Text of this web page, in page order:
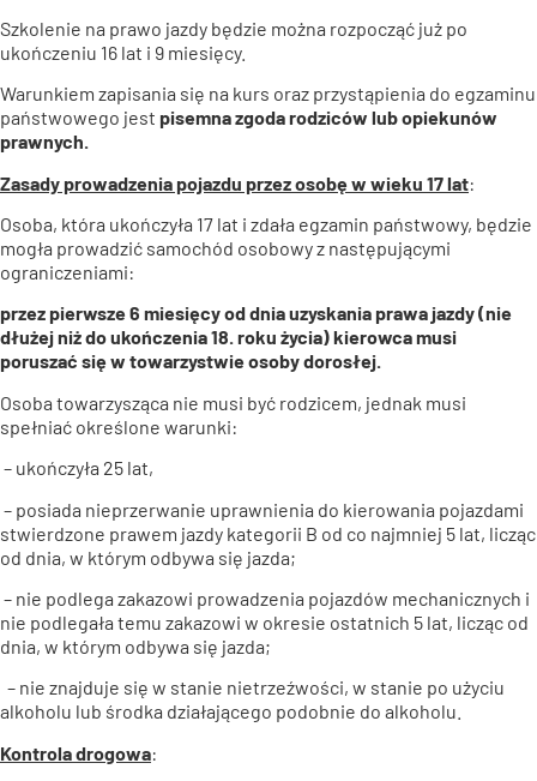
Szkolenie na prawo jazdy będzie można rozpocząć już po
ukończeniu 16 lat i 9 miesięcy.
Warunkiem zapisania się na kurs oraz przystąpienia do egzaminu
państwowego jest pisemna zgoda rodziców lub opiekunów
prawnych.
Zasady prowadzenia pojazdu przez osobę w wieku 17 lat:
Osoba, która ukończyła 17 lat i zdała egzamin państwowy, będzie
mogła prowadzić samochód osobowy z następującymi
ograniczeniami:
przez pierwsze 6 miesięcy od dnia uzyskania prawa jazdy (nie
dłużej niż do ukończenia 18. roku życia) kierowca musi
poruszać się w towarzystwie osoby dorosłej.
Osoba towarzysząca nie musi być rodzicem, jednak musi
spełniać określone warunki:
– ukończyła 25 lat,
– posiada nieprzerwanie uprawnienia do kierowania pojazdami
stwierdzone prawem jazdy kategorii B od co najmniej 5 lat, licząc
od dnia, w którym odbywa się jazda;
– nie podlega zakazowi prowadzenia pojazdów mechanicznych i
nie podlegała temu zakazowi w okresie ostatnich 5 lat, licząc od
dnia, w którym odbywa się jazda;
– nie znajduje się w stanie nietrzeźwości, w stanie po użyciu
alkoholu lub środka działającego podobnie do alkoholu.
Kontrola drogowa: